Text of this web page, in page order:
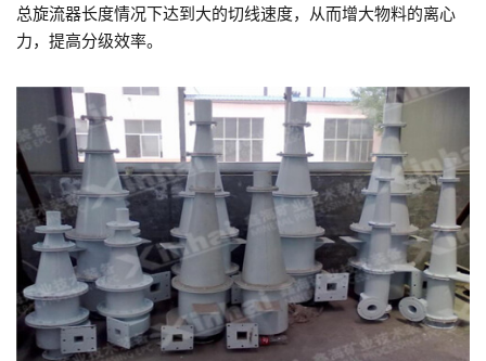
总旋流器长度情况下达到大的切线速度，从而增大物料的离心
力，提高分级效率。